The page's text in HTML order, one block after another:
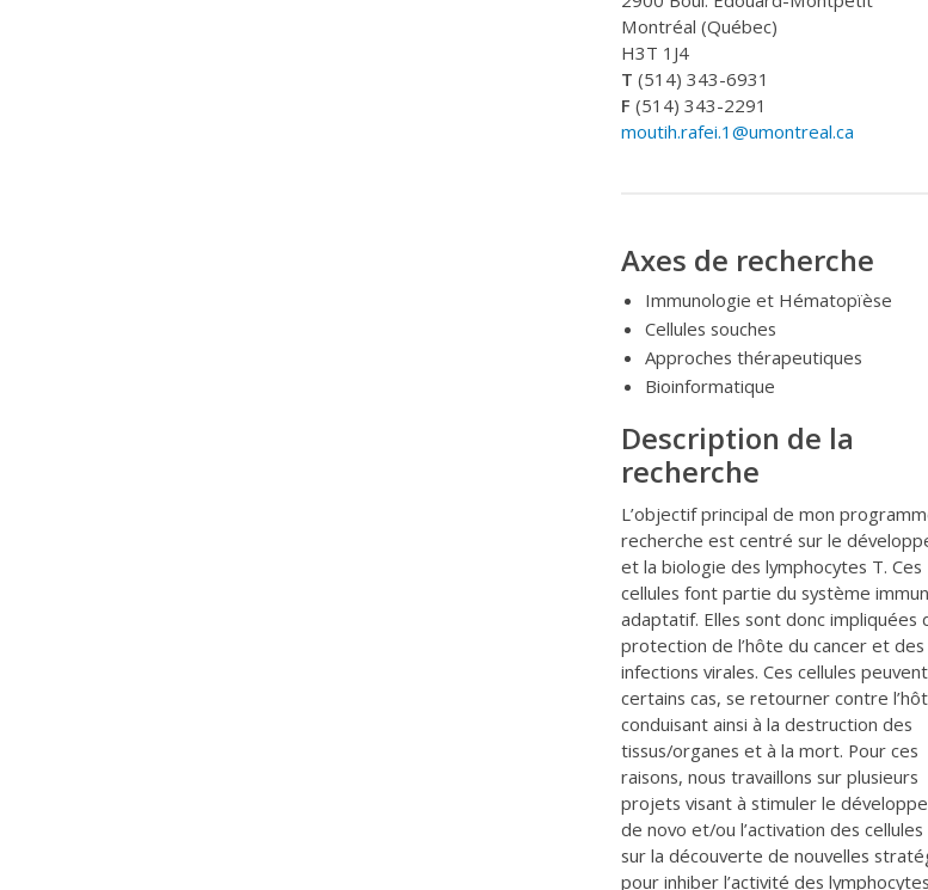
Montréal (Québec)
H3T 1J4
T (514) 343-6931
F (514) 343-2291
moutih.rafei.1@umontreal.ca
Axes de recherche
Immunologie et Hématopïèse
Cellules souches
Approches thérapeutiques
Bioinformatique
Description de la
recherche
L’objectif principal de mon
recherche est centré sur le
et la biologie des lymphocytes T. Ces
cellules font partie du système
adaptatif. Elles sont donc impliquées
protection de l’hôte du cancer et des
infections virales. Ces cellules
certains cas, se retourner contre
conduisant ainsi à la destruction des
tissus/organes et à la mort. Pour ces
raisons, nous travaillons sur plusieurs
projets visant à stimuler le
de novo et/ou l’activation des
sur ​​la découverte de nouvelles
pour inhiber l’activité des